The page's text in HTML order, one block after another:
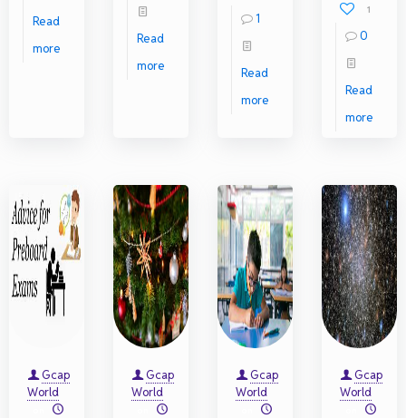
Read
more
Read
more
1
Read
more
1
0
Read
more
Gcap
World
Gcap
World
Gcap
World
Gcap
World